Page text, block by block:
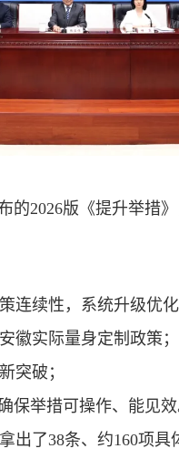
的2026版《提升举措
连续性，系统升级优化
徽实际量身定制政策；
突破；
保举措可操作、能见效
出了38条、约160项